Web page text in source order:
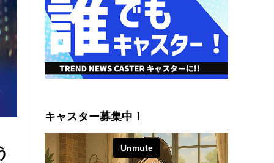
キャスター募集中！